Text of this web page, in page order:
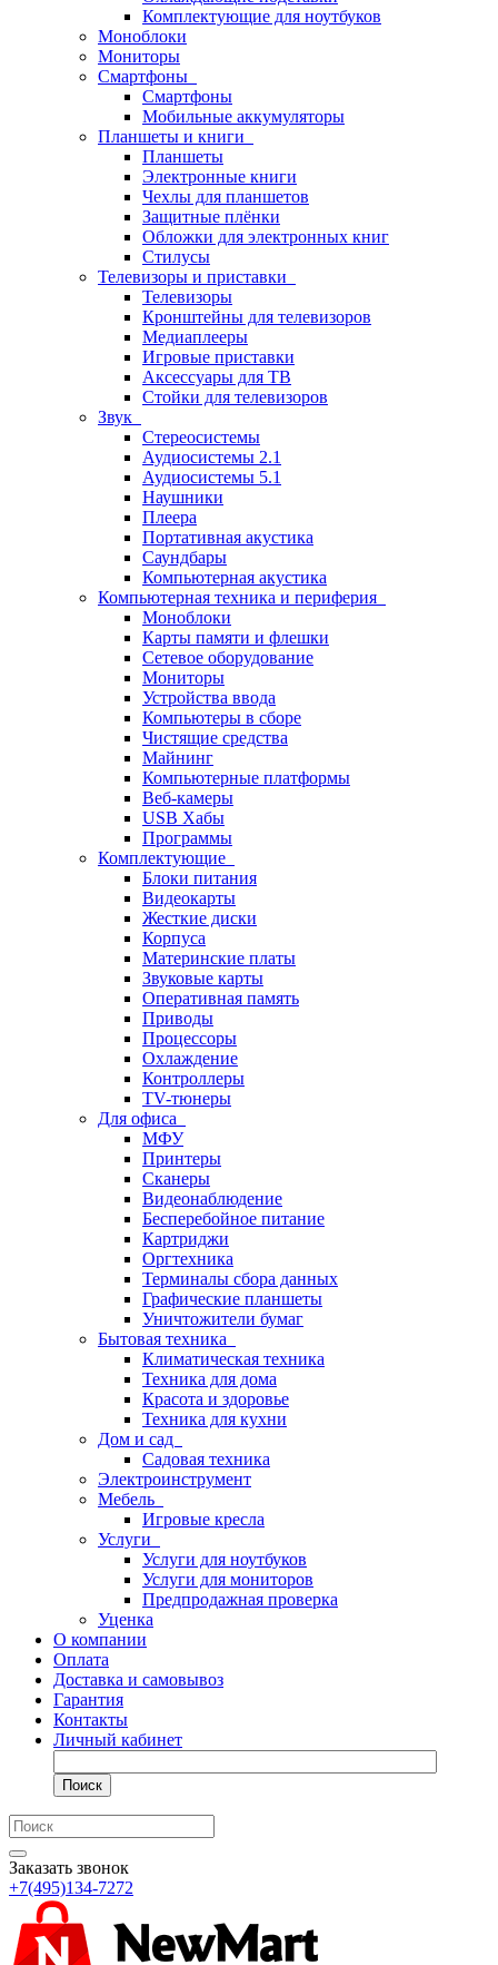
Комплектующие для ноутбуков
Моноблоки
Мониторы
Смартфоны
Смартфоны
Мобильные аккумуляторы
Планшеты и книги
Планшеты
Электронные книги
Чехлы для планшетов
Защитные плёнки
Обложки для электронных книг
Стилусы
Телевизоры и приставки
Телевизоры
Кронштейны для телевизоров
Медиаплееры
Игровые приставки
Аксессуары для ТВ
Стойки для телевизоров
Звук
Стереосистемы
Аудиосистемы 2.1
Аудиосистемы 5.1
Наушники
Плеера
Портативная акустика
Саундбары
Компьютерная акустика
Компьютерная техника и периферия
Моноблоки
Карты памяти и флешки
Сетевое оборудование
Мониторы
Устройства ввода
Компьютеры в сборе
Чистящие средства
Майнинг
Компьютерные платформы
Веб-камеры
USB Хабы
Программы
Комплектующие
Блоки питания
Видеокарты
Жесткие диски
Корпуса
Материнские платы
Звуковые карты
Оперативная память
Приводы
Процессоры
Охлаждение
Контроллеры
TV-тюнеры
Для офиса
МФУ
Принтеры
Сканеры
Видеонаблюдение
Бесперебойное питание
Картриджи
Оргтехника
Терминалы сбора данных
Графические планшеты
Уничтожители бумаг
Бытовая техника
Климатическая техника
Техника для дома
Красота и здоровье
Техника для кухни
Дом и сад
Садовая техника
Электроинструмент
Мебель
Игровые кресла
Услуги
Услуги для ноутбуков
Услуги для мониторов
Предпродажная проверка
Уценка
О компании
Оплата
Доставка и самовывоз
Гарантия
Контакты
Личный кабинет
Поиск
Заказать звонок
+7(495)134-7272